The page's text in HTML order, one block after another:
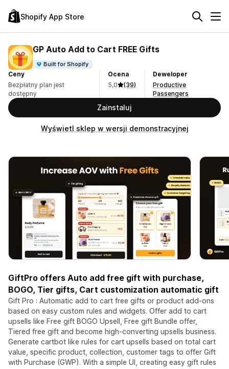
Shopify App Store
GP Auto Add to Cart FREE Gifts
Built for Shopify
Ceny
Bezpłatny plan jest
dostępny
Ocena
5,0
(39)
Deweloper
Productive
Passengers
Zainstaluj
Wyświetl sklep w wersji demonstracyjnej
GiftPro offers Auto add free gift with purchase,
BOGO, Tier gifts, Cart customization automatic gift
Gift Pro : Automatic add to cart free gifts or product add-ons
based on easy custom rules and widgets. Offer add to cart
upsells like Free gift BOGO Upsell, Free gift Bundle offer,
Tiered free gift and become high-converting upsells business.
Generate cartbot like rules for cart upsells based on total cart
value, specific product, collection, customer tags to offer Gift
with Purchase (GWP). With a simple UI, creating easy gift rules